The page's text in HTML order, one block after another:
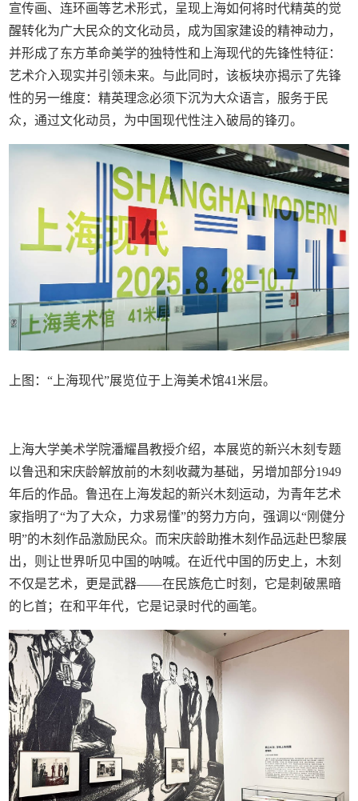
宣传画、连环画等艺术形式，呈现上海如何将时代精英的觉
醒转化为广大民众的文化动员，成为国家建设的精神动力，
并形成了东方革命美学的独特性和上海现代的先锋性特征：
艺术介入现实并引领未来。与此同时，该板块亦揭示了先锋
性的另一维度：精英理念必须下沉为大众语言，服务于民
众，通过文化动员，为中国现代性注入破局的锋刃。
上图：“上海现代”展览位于上海美术馆41米层。
上海大学美术学院潘耀昌教授介绍，本展览的新兴木刻专题
以鲁迅和宋庆龄解放前的木刻收藏为基础，另增加部分1949
年后的作品。鲁迅在上海发起的新兴木刻运动，为青年艺术
家指明了“为了大众，力求易懂”的努力方向，强调以“刚健分
明”的木刻作品激励民众。而宋庆龄助推木刻作品远赴巴黎展
出，则让世界听见中国的呐喊。在近代中国的历史上，木刻
不仅是艺术，更是武器——在民族危亡时刻，它是刺破黑暗
的匕首；在和平年代，它是记录时代的画笔。